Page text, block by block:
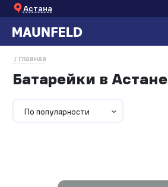
Астана
ГЛАВНАЯ
Батарейки в Астане
По популярности